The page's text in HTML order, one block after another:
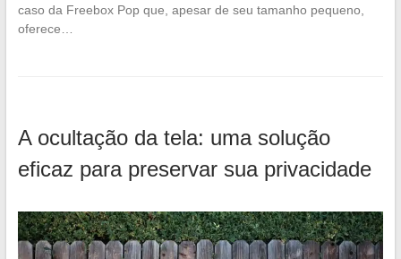
caso da Freebox Pop que, apesar de seu tamanho pequeno,
oferece…
A ocultação da tela: uma solução
eficaz para preservar sua privacidade